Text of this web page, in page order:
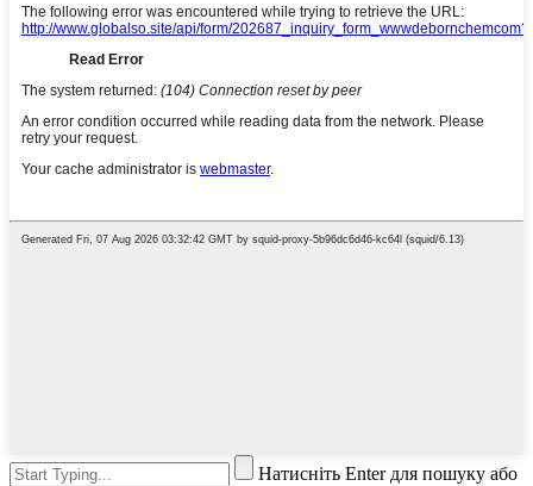
Натисніть Enter для пошуку або